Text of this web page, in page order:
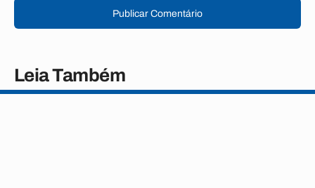
Publicar Comentário
Leia Também